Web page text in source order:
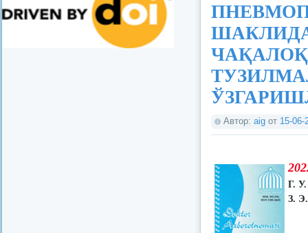
Автор: aig от 15-06-
Г.
З.